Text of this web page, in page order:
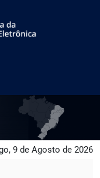
9 de Agosto de 2026